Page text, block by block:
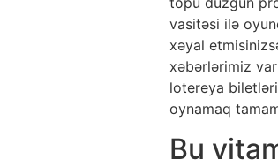
vasitəsi ilə
xəyal
xəbərlərimiz var
lotereya
oynamaq
Bu